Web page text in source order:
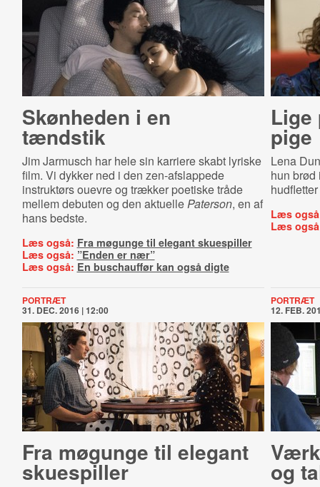
Skønheden i en
tændstik
Jim Jarmusch har hele sin karriere skabt lyriske
film. Vi dykker ned i den zen-afslappede
instruktørs ouevre og trækker poetiske tråde
mellem debuten og den aktuellePaterson, en af
hans bedste.
Læs også: Fra møgunge til elegant skuespiller
Læs også: ”Enden er nær”
Læs også: En buschauffør kan også digte
pige
Lena
hun
Læs
Læs
PORTRÆT
31. DEC. 2016 | 12:00
Fra møgunge til elegant
skuespiller
PORTRÆT
12. FEB.
og